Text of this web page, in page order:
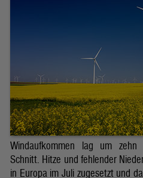
Windaufkommen lag um zehn
Schnitt. Hitze und fehlender
in Europa im Juli zugesetzt und